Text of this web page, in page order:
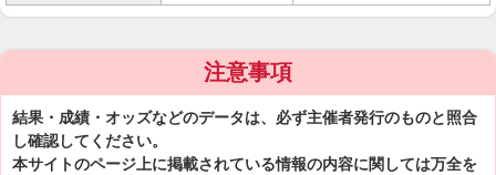
注意事項
結果・成績・オッズなどのデータは、必ず主催者発行のものと照合
し確認してください。
本サイトのページ上に掲載されている情報の内容に関しては万全を